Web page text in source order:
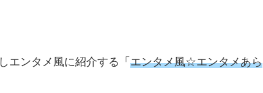
エンタメ風に紹介する「 エンタメ風☆エンタメあら